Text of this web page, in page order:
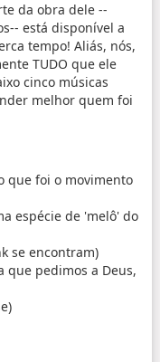
da obra dele --
está disponível a
tempo! Aliás, nós,
TUDO que ele
cinco músicas
melhor quem foi
que foi o movimento
espécie de 'melô' do
se encontram)
que pedimos a Deus,